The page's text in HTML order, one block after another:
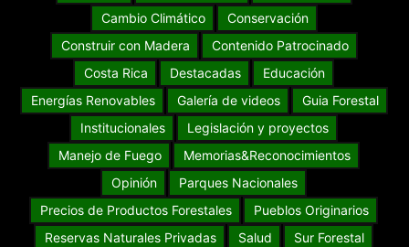
Cambio Climático
Conservación
Construir con Madera
Contenido Patrocinado
Costa Rica
Destacadas
Educación
Energías Renovables
Galería de videos
Guia Forestal
Institucionales
Legislación y proyectos
Manejo de Fuego
Memorias&Reconocimientos
Opinión
Parques Nacionales
Precios de Productos Forestales
Pueblos Originarios
Reservas Naturales Privadas
Salud
Sur Forestal